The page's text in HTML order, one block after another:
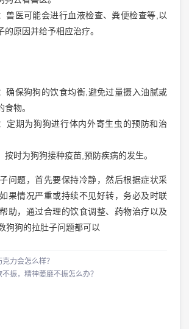
兽医可能会进行血液检查、粪便检查等,以
的原因并给予相应治疗。
确保狗狗的饮食均衡,避免过量摄入油腻或
物。
定期为狗狗进行体内外寄生虫的预防和治
按时为狗狗接种疫苗,预防疾病的发生。
问题，首先要保持冷静，然后根据症状采
果情况严重或持续不见好转，务必及时联
助，通过合理的饮食调整、药物治疗以及
狗狗的拉肚子问题都可以
力会怎么样？
振，精神萎靡不振怎么办？